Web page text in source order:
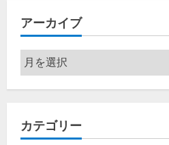
アーカイブ
ア
ー
カ
ブ
カテゴリー